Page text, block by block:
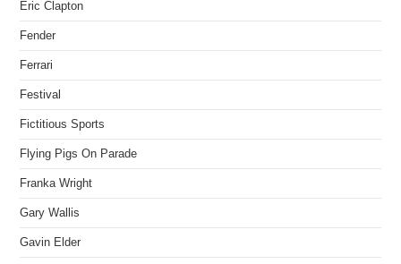
Eric Clapton
Fender
Ferrari
Festival
Fictitious Sports
Flying Pigs On Parade
Franka Wright
Gary Wallis
Gavin Elder